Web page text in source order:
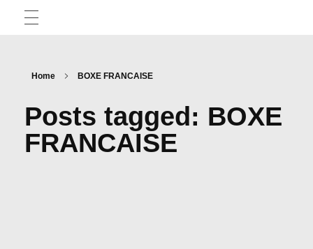
Articles
Tests d’applis
APPRENTISSAGE ET EPS
Home BOXE FRANCAISE
Posts tagged: BOXE
FRANCAISE